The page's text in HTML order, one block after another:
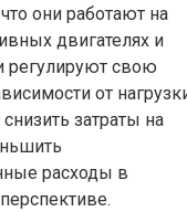
они работают на
двигателях и
регулируют свою
от
затраты на
расходы в